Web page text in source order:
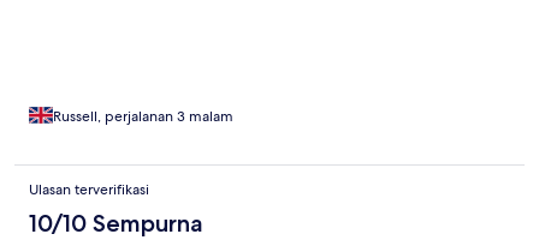
Russell, perjalanan 3 malam
Ulasan terverifikasi
10/10 Sempurna